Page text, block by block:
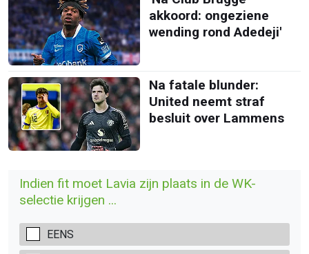
akkoord: ongeziene
wending rond Adedeji'
Na fatale blunder:
United neemt straf
besluit over Lammens
Indien fit moet Lavia zijn plaats in de WK-
selectie krijgen ...
EENS